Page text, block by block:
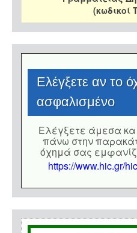
(κωδικοί
Eλέγξετε αν το
ασφαλισμένο
Eλέγξετε άμεσα
πάνω στην
όχημά σας
https://www.hic.gr/